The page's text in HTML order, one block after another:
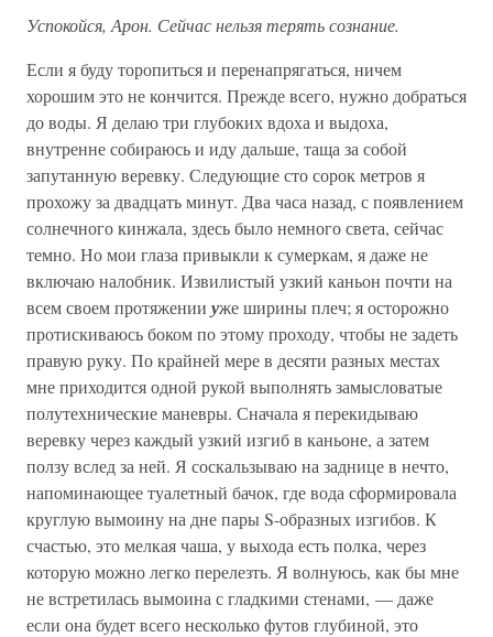
Успокойся, Арон. Сейчас нельзя терять сознание.
Если я буду торопиться и перенапрягаться, ничем
хорошим это не кончится. Прежде всего, нужно добраться
до воды. Я делаю три глубоких вдоха и выдоха,
внутренне собираюсь и иду дальше, таща за собой
запутанную веревку. Следующие сто сорок метров я
прохожу за двадцать минут. Два часа назад, с появлением
солнечного кинжала, здесь было немного света, сейчас
темно. Но мои глаза привыкли к сумеркам, я даже не
включаю налобник. Извилистый узкий каньон почти на
всем своем протяжении уже ширины плеч; я осторожно
протискиваюсь боком по этому проходу, чтобы не задеть
правую руку. По крайней мере в десяти разных местах
мне приходится одной рукой выполнять замысловатые
полутехнические маневры. Сначала я перекидываю
веревку через каждый узкий изгиб в каньоне, а затем
ползу вслед за ней. Я соскальзываю на заднице в нечто,
напоминающее туалетный бачок, где вода сформировала
круглую вымоину на дне пары S-образных изгибов. К
счастью, это мелкая чаша, у выхода есть полка, через
которую можно легко перелезть. Я волнуюсь, как бы мне
не встретилась вымоина с гладкими стенами, — даже
если она будет всего несколько футов глубиной, это